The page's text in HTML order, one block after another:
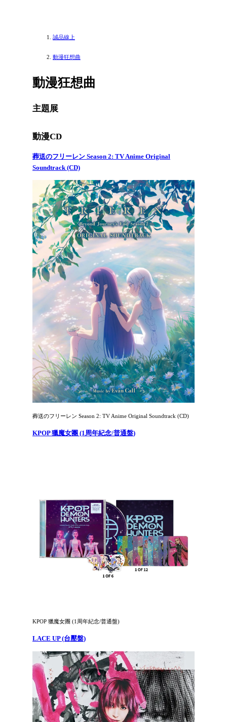
誠品線上
動漫狂想曲
動漫狂想曲
主題展
動漫CD
葬送のフリーレン Season 2: TV Anime Original
Soundtrack (CD)
葬送のフリーレン Season 2: TV Anime Original Soundtrack (CD)
KPOP 獵魔女團 (1周年紀念/普通盤)
KPOP 獵魔女團 (1周年紀念/普通盤)
LACE UP (台壓盤)